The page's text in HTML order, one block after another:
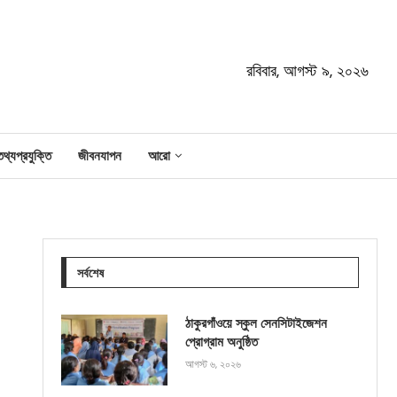
রবিবার, আগস্ট ৯, ২০২৬
জীবনযাপন আরো
সর্বশেষ
ঠাকুরগাঁওয়ে স্কুল সেনসিটাইজেশন
প্রোগ্রাম অনুষ্ঠিত
আগস্ট ৬, ২০২৬